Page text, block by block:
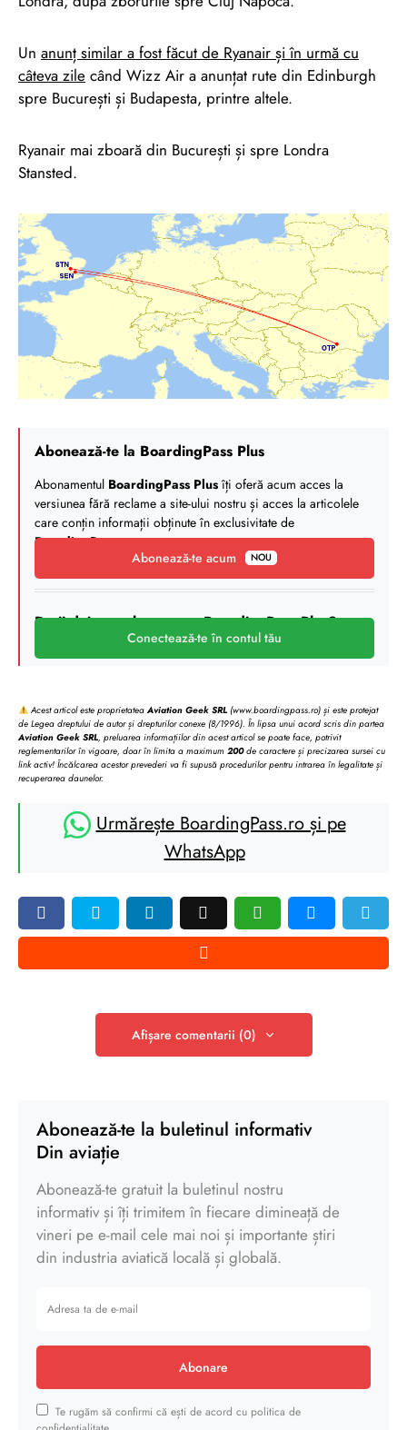
Un anunț similar a fost făcut de Ryanair și în urmă cu
câteva zile când Wizz Air a anunțat rute din Edinburgh
spre București și Budapesta, printre altele.
Ryanair mai zboară din București și spre Londra
Stansted.
Abonează-te la BoardingPass Plus
Abonamentul BoardingPass Plusîți oferă acum acces la
versiunea fără reclame a site-ului nostru și acces la articolele
care conțin informații obținute în exclusivitate de
BoardingPass.
Abonează-te acum
NOU
Deții deja un abonament BoardingPass Plus?
Conectează-te în contul tău
Acest articol este proprietateaAviation Geek SRL (www.boardingpass.ro) și este protejat
de Legea dreptului de autor și drepturilor conexe (8/1996). În lipsa unui acord scris din partea
Aviation Geek SRL, preluarea informațiilor din acest articol se poate face, potrivit
reglementarilor în vigoare, doar în limita a maximum 200de caractere și precizarea sursei cu
link activ! Încălcarea acestor prevederi va fi supusă procedurilor pentru intrarea în legalitate și
recuperarea daunelor.
Urmărește BoardingPass.ro și pe
WhatsApp
Afișare comentarii (0)
Abonează-te la buletinul informativ
Din aviație
Abonează-te gratuit la buletinul nostru
informativ și îți trimitem în fiecare dimineață de
vineri pe e-mail cele mai noi și importante știri
din industria aviatică locală și globală.
Abonare
Te rugăm să confirmi că ești de acord cu politica de